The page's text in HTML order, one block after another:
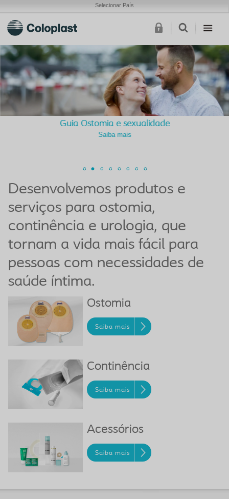
Selecionar País
Guia Ostomia e sexualidade
Saiba mais
Desenvolvemos produtos e
serviços para ostomia,
continência e urologia, que
tornam a vida mais fácil para
pessoas com necessidades de
saúde íntima.
Ostomia
Saiba mais
Continência
Saiba mais
Acessórios
Saiba mais